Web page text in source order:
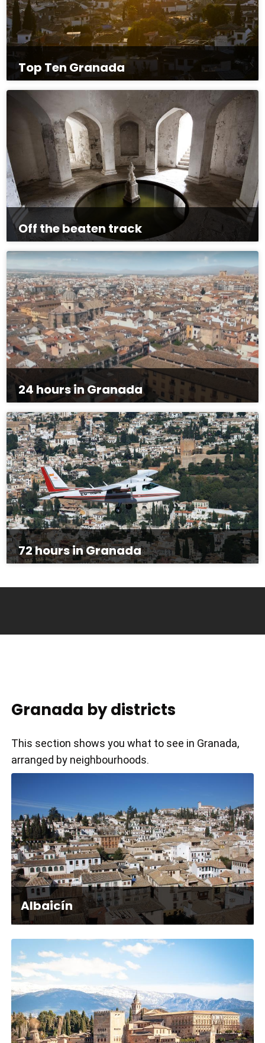
Top Ten Granada
Off the beaten track
24 hours in Granada
72 hours in Granada
Granada by districts
This section shows you what to see in Granada,
arranged by neighbourhoods.
Albaicín